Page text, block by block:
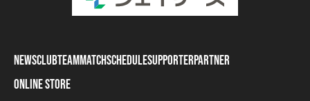
NEWSCLUBTEAMMATCHSCHEDULESUPPORTERPARTNER
ONLINE STORE